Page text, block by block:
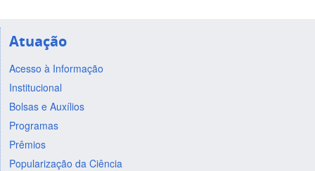
Atuação
Acesso à Informação
Institucional
Bolsas e Auxílios
Programas
Prêmios
Popularização da Ciência